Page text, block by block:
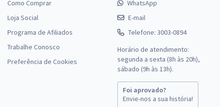
Como Comprar
Loja Social
Programa de Afiliados
Trabalhe Conosco
Preferência de Cookies
WhatsApp
E-mail
Telefone: 3003-0894
Horário de atendimento:
segunda a sexta (8h às 20h),
sábado (9h às 13h).
Foi aprovado?
Envie-nos a sua história!